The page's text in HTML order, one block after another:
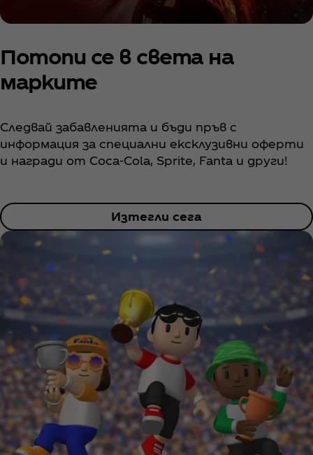
Потопи се в света на
марките
Следвай забавленията и бъди пръв с
информация за специални ексклузивни оферти
и награди от Coca‑Cola, Sprite, Fanta и други!
Изтегли сега